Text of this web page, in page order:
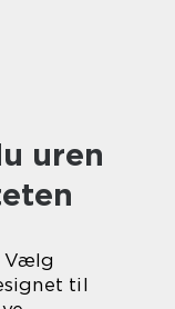
uren
Vælg
til